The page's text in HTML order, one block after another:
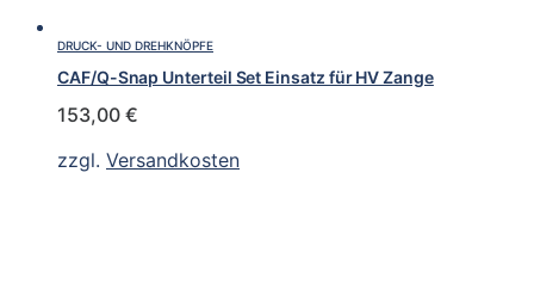
DRUCK- UND DREHKNÖPFE
CAF/Q-Snap Unterteil Set Einsatz für HV Zange
153,00 €
zzgl. Versandkosten